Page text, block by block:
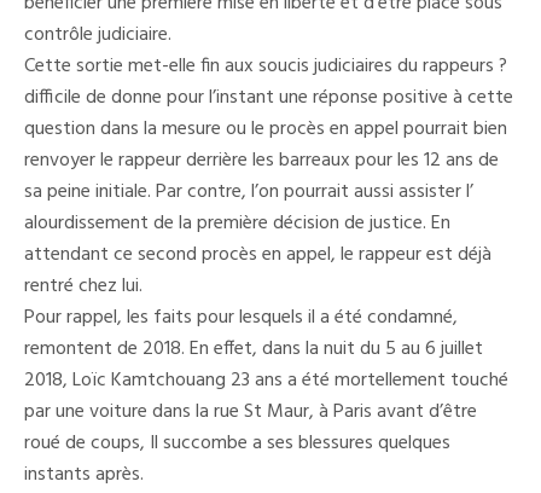
contrôle judiciaire.
Cette sortie met-elle fin aux soucis judiciaires du rappeurs ?
difficile de donne pour l’instant une réponse positive à cette
question dans la mesure ou le procès en appel pourrait bien
renvoyer le rappeur derrière les barreaux pour les 12 ans de
sa peine initiale. Par contre, l’on pourrait aussi assister l’
alourdissement de la première décision de justice. En
attendant ce second procès en appel, le rappeur est déjà
rentré chez lui.
Pour rappel, les faits pour lesquels il a été condamné,
remontent de 2018. En effet, dans la nuit du 5 au 6 juillet
2018, Loïc Kamtchouang 23 ans a été mortellement touché
par une voiture dans la rue St Maur, à Paris avant d’être
roué de coups, Il succombe a ses blessures quelques
instants après.